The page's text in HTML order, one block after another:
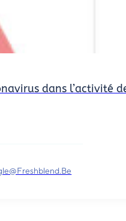
dans l’activité